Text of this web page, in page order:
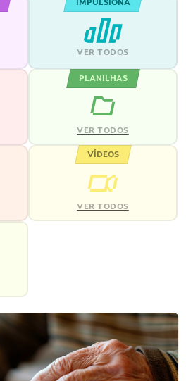
VER TODOS
PLANILHAS
VER TODOS
VÍDEOS
VER TODOS